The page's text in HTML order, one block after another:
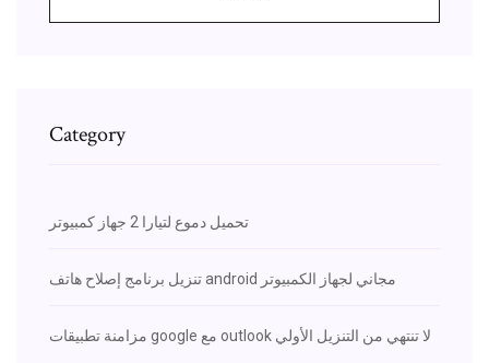
Category
تحميل دموع لتيارا 2 جهاز كمبيوتر
تنزيل برنامج إصلاح هاتف android مجاني لجهاز الكمبيوتر
مزامنة تطبيقات google مع outlook لا تنتهي من التنزيل الأولي